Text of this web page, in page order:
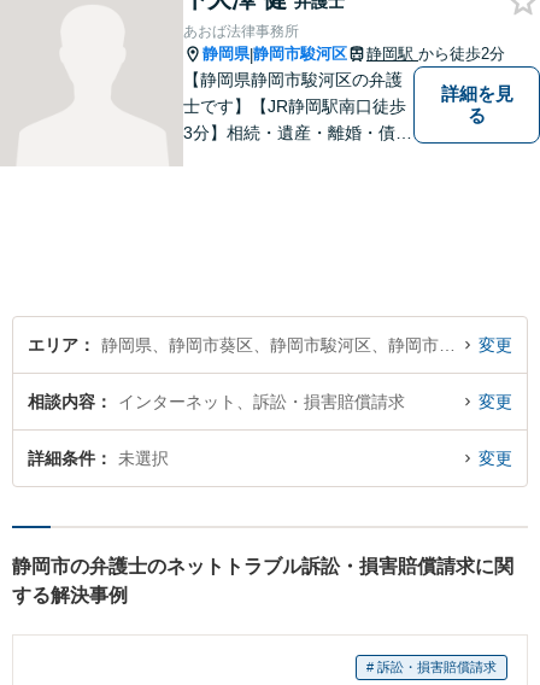
し、常に最善を尽くすことを
お約束します。 ぜひご相談く
ださい。
あおば法律事務所
静岡県|静岡市駿河区 静岡駅 から徒歩2分
【静岡県静岡市駿河区の弁護
士です】【JR静岡駅南口徒歩
3分】相続・遺産・離婚・債務
い。
詳細を見
る
エリア 変更
相談内容 インターネット、訴訟・損害賠償請求 変更
詳細条件 未選択 変更
静岡市の弁護士のネットトラブル訴訟・損害賠償請求に関
する解決事例
# 訴訟・損害賠償請求